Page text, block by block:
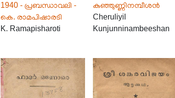
1940 - പ്രബന്ധാവലി -
കെ. രാമപിഷാരടി
K. Ramapisharoti
കുഞ്ഞുണ്ണിനമ്പീശൻ
Cheruliyil
Kunjunninambeeshan